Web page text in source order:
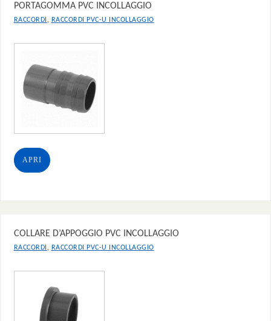
PORTAGOMMA PVC INCOLLAGGIO
RACCORDI RACCORDI PVC-U INCOLLAGGIO
APRI
COLLARE D’APPOGGIO PVC INCOLLAGGIO
RACCORDI , RACCORDI PVC-U INCOLLAGGIO